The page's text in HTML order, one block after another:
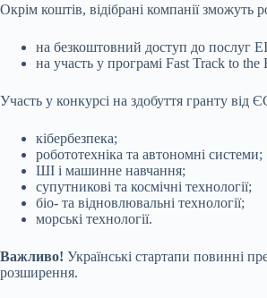
Окрім коштів, відібрані компанії зможуть
на безкоштовний доступ до послуг
на участь у програмі Fast Track to
Участь у конкурсі на здобуття гранту від
кібербезпека;
робототехніка та автономні системи;
ШІ і машинне навчання;
супутникові та космічні технології;
біо- та відновлювальні технології;
морські технології.
Важливо! Українські стартапи повинні
розширення.